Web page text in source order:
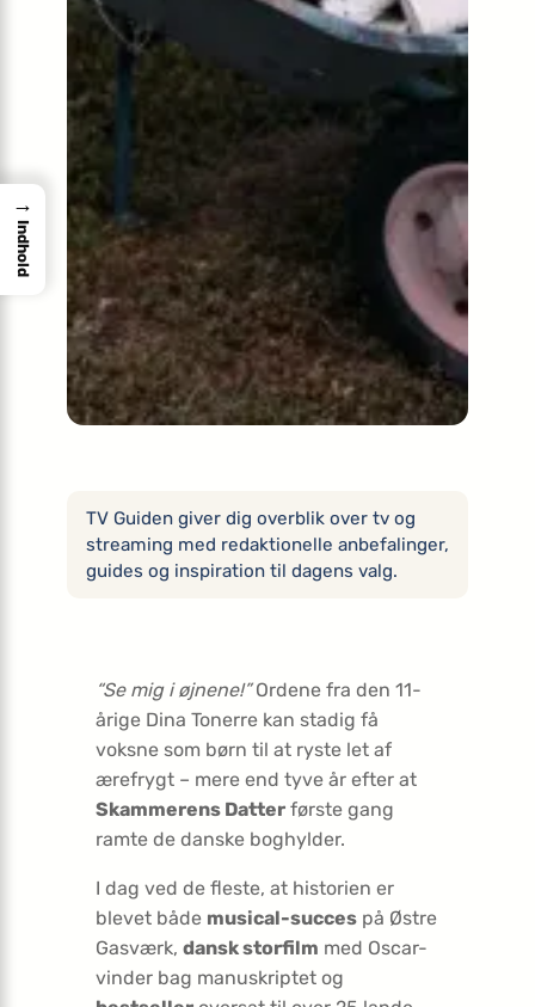
TV Guiden giver dig overblik over tv og
streaming med redaktionelle anbefalinger,
guides og inspiration til dagens valg.
“Se mig i øjnene!”Ordene fra den 11-
årige Dina Tonerre kan stadig få
voksne som børn til at ryste let af
ærefrygt – mere end tyve år efter at
Skammerens Datter første gang
ramte de danske boghylder.
I dag ved de fleste, at historien er
blevet både musical-succes på Østre
Gasværk, dansk storfilm med Oscar-
vinder bag manuskriptet og
→
Indhold